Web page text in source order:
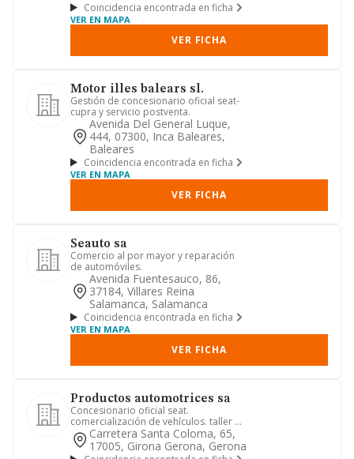
Coincidencia encontrada en ficha
VER EN MAPA
VER FICHA
Motor illes balears sl.
Gestión de concesionario oficial seat-
cupra y servicio postventa.
Avenida Del General Luque,
444, 07300, Inca Baleares,
Baleares
Coincidencia encontrada en ficha
VER EN MAPA
VER FICHA
Seauto sa
Comercio al por mayor y reparación
de automóviles.
Avenida Fuentesauco, 86,
37184, Villares Reina
Salamanca, Salamanca
Coincidencia encontrada en ficha
VER EN MAPA
VER FICHA
Productos automotrices sa
Concesionario oficial seat.
comercialización de vehículos. taller de
reparación y venta de repuesto...
Carretera Santa Coloma, 65,
17005, Girona Gerona, Gerona